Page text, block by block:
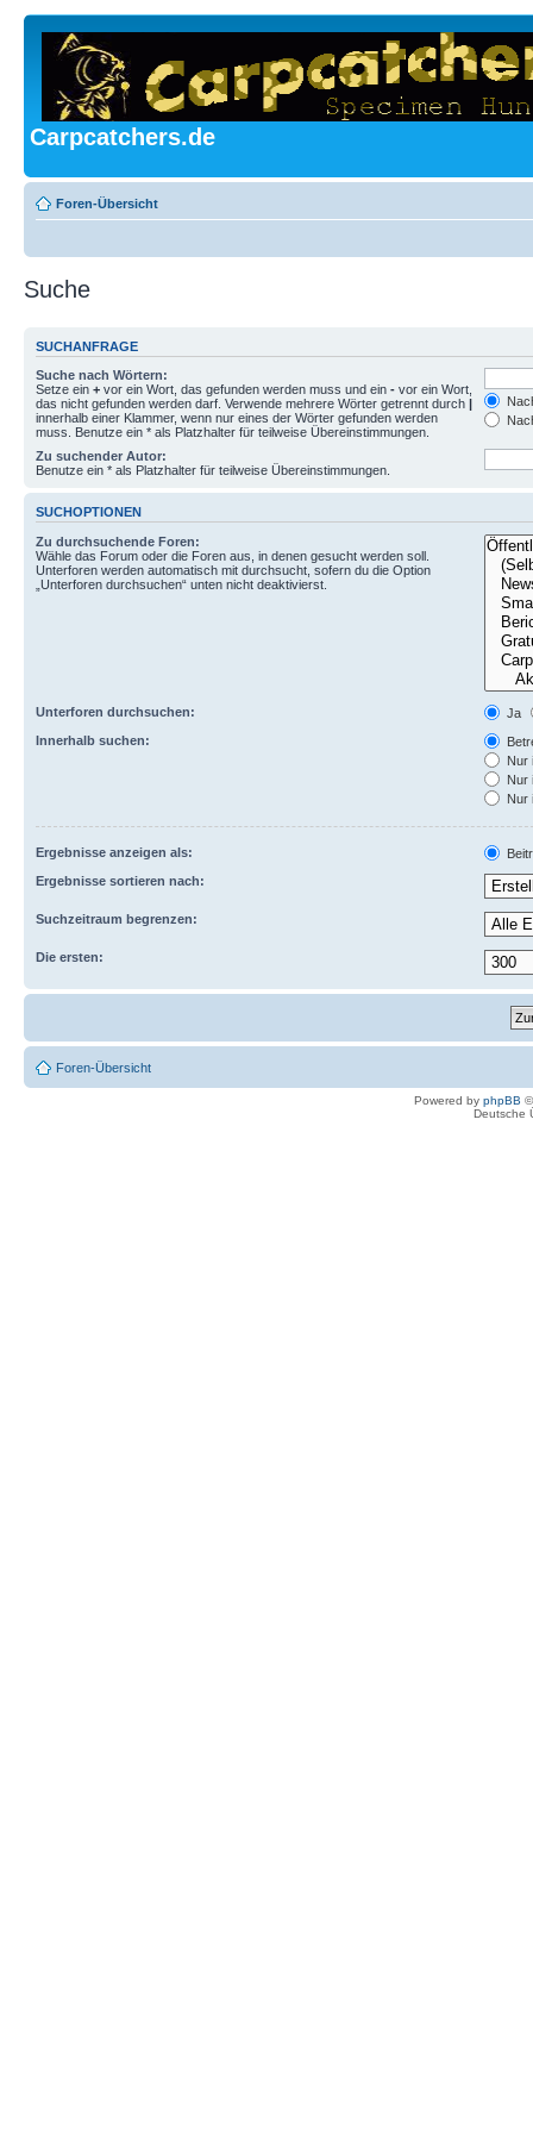
Carpcatchers.de
Foren-Übersicht
Suche
SUCHANFRAGE
Suche nach Wörtern:
Setze ein + vor ein Wort, das gefunden werden muss und ein - vor ein Wort,
das nicht gefunden werden darf. Verwende mehrere Wörter getrennt durch |
innerhalb einer Klammer, wenn nur eines der Wörter gefunden werden
muss. Benutze ein * als Platzhalter für teilweise Übereinstimmungen.
Zu suchender Autor:
Benutze ein * als Platzhalter für teilweise Übereinstimmungen.
SUCHOPTIONEN
Zu durchsuchende Foren:
Wähle das Forum oder die Foren aus, in denen gesucht werden soll.
Unterforen werden automatisch mit durchsucht, sofern du die Option
„Unterforen durchsuchen“ unten nicht deaktivierst.
Unterforen durchsuchen:
Ja
Innerhalb suchen:
Nur
Nur
Nur
Ergebnisse anzeigen als:
Ergebnisse sortieren nach:
Suchzeitraum begrenzen:
Die ersten:
Foren-Übersicht
Powered by phpBB
Deutsche